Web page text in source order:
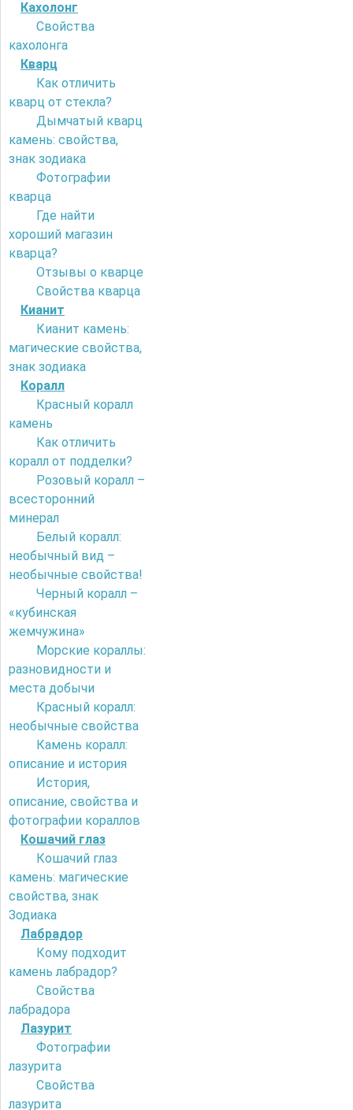
Кахолонг
Свойства
кахолонга
Кварц
Как отличить
кварц от стекла?
Дымчатый кварц
камень: свойства,
знак зодиака
Фотографии
кварца
Где найти
хороший магазин
кварца?
Отзывы о кварце
Свойства кварца
Кианит
Кианит камень:
магические свойства,
знак зодиака
Коралл
Красный коралл
камень
Как отличить
коралл от подделки?
Розовый коралл –
всесторонний
минерал
Белый коралл:
необычный вид –
необычные свойства!
Черный коралл –
«кубинская
жемчужина»
Морские кораллы:
разновидности и
места добычи
Красный коралл:
необычные свойства
Камень коралл:
описание и история
История,
описание, свойства и
фотографии кораллов
Кошачий глаз
Кошачий глаз
камень: магические
свойства, знак
Зодиака
Лабрадор
Кому подходит
камень лабрадор?
Свойства
лабрадора
Лазурит
Фотографии
лазурита
Свойства
лазурита